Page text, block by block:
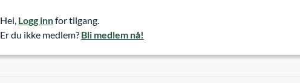
Hei, Logg innfor tilgang.
Er du ikke medlem? Bli medlem nå!